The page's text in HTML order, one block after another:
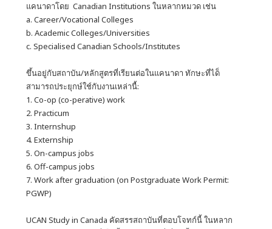
แคนาดาโดย Canadian Institutions ในหลากหมวด เช่น
a. Career/Vocational Colleges
b. Academic Colleges/Universities
c. Specialised Canadian Schools/Institutes
ขึ้นอยู่กับสถาบัน/หลักสูตรที่เรียนต่อในแคนาดา ทักษะที่ได็
สามารถประยุกษ์ใช์กับงานเหล่านื้:
1. Co-op (co-perative) work
2. Practicum
3. Internshup
4. Externship
5. On-campus jobs
6. Off-campus jobs
7. Work after graduation (on Postgraduate Work Permit:
PGWP)
UCAN Study in Canada คัดสรรสถาบันที่ตอบโจทก์นี้ ในหลาก